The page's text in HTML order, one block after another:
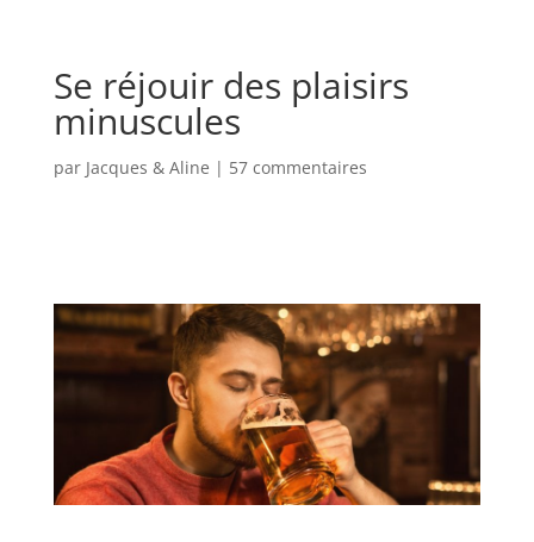
Se réjouir des plaisirs
minuscules
par Jacques & Aline | 57 commentaires